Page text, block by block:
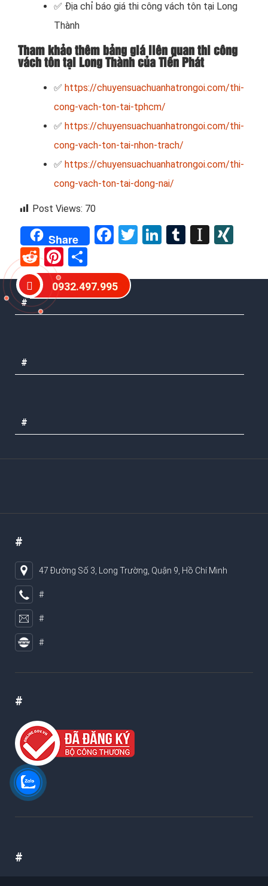
✅ Địa chỉ báo giá thi công vách tôn tại Long
Thành
Tham khảo thêm bảng giá liên quan thi công
vách tôn tại Long Thành của Tiến Phát
✅ https://chuyensuachuanhatrongoi.com/thi-
cong-vach-ton-tai-tphcm/
✅ https://chuyensuachuanhatrongoi.com/thi-
cong-vach-ton-tai-nhon-trach/
✅ https://chuyensuachuanhatrongoi.com/thi-
cong-vach-ton-tai-dong-nai/
Post Views: 70
Share Facebook
TwitterLinkedIn
Tumblr
RedditPinterest
#
#
#
#
47 Đường Số 3, Long Trường, Quận 9, Hồ Chí Minh
#
#
#
#
#
0932.497.995